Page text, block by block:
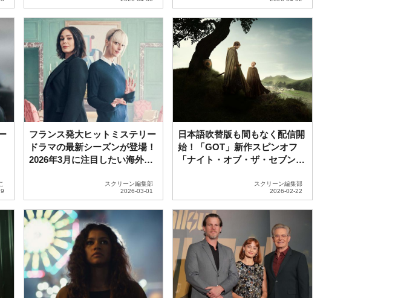
フランス発大ヒットミステリー
ドラマの最新シーズンが登場！
2026年3月に注目したい海外ド
スクリーン編集部
日本語吹替版も間もなく配信開
始！「GOT」新作スピンオフ
「ナイト・オブ・ザ・セブン・
スクリーン編集部